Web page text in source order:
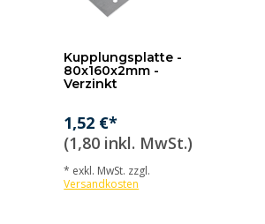
Kupplungsplatte -
80x160x2mm -
Verzinkt
1,52 €*
(1,80 inkl. MwSt.)
* exkl. MwSt. zzgl.
Versandkosten